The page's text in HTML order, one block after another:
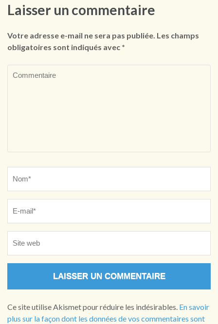
Laisser un commentaire
Votre adresse e-mail ne sera pas publiée. Les champs
obligatoires sont indiqués avec *
Ce site utilise Akismet pour réduire les indésirables. En savoir
plus sur la façon dont les données de vos commentaires sont